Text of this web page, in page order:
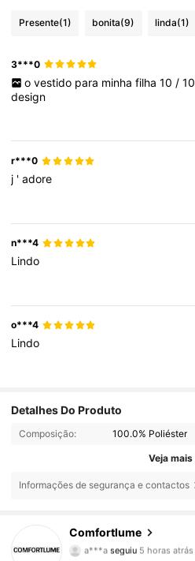
Presente(1) bonita(9) linda(1)
3***0
o vestido para minha filha 10 / 10
design
r***0
j 'adore
n***4
Lindo
o***4
Lindo
Detalhes Do Produto
Composição: 100.0% Poliéster
Veja mais
Informações de segurança e contactos
Comfortlume
a***aseguiu5 horas atrás
d***7 está a navegar